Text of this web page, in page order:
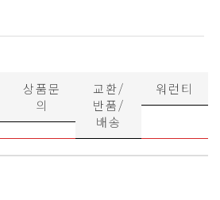
상품문
의
교환/
반품/
배송
워런티